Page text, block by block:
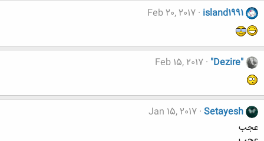
island1991
Feb 20, 2017
"Dezire"
Feb 15, 2017
Setayesh
Jan 15, 2017
عجب